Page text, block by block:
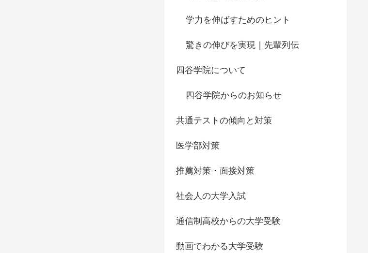
学力を伸ばすためのヒント
驚きの伸びを実現｜先輩列伝
四谷学院について
四谷学院からのお知らせ
共通テストの傾向と対策
医学部対策
推薦対策・面接対策
社会人の大学入試
通信制高校からの大学受験
動画でわかる大学受験